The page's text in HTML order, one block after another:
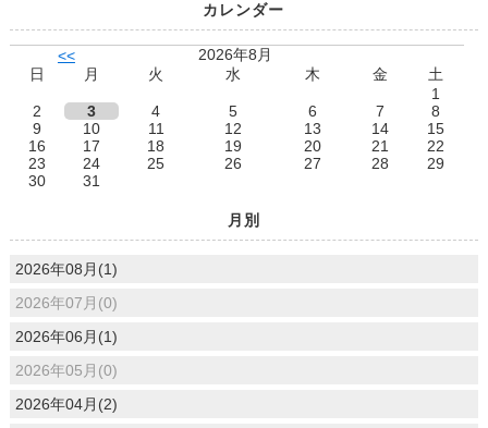
カレンダー
<<
2026年8月
日
月 火 水 木 金
土
1
2
3 4 5 6 7
8
9
10 11 12 13 14
15
16
17 18 19 20 21
22
23
24 25 26 27 28
29
30
31
月別
2026年08月(1)
2026年07月(0)
2026年06月(1)
2026年05月(0)
2026年04月(2)